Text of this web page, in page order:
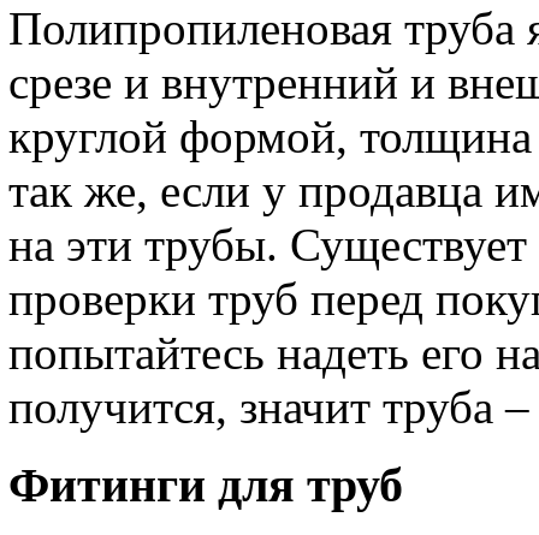
Полипропиленовая труба
срезе и внутренний и
круглой формой,
так же, если у продавца
на эти трубы.
проверки труб перед
попытайтесь надеть его
получится, значит труба
Фитинги для труб